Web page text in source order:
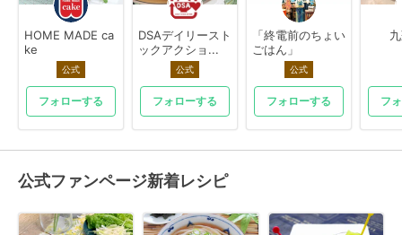
HOME MADE ca
ke
公式
フォローする
DSAデイリースト
ックアクショ...
公式
フォローする
「終電前のちょい
ごはん」
公式
フォローする フ
公式ファンページ新着レシピ